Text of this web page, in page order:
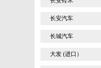
长安汽车
长城汽车
大发 (进口）